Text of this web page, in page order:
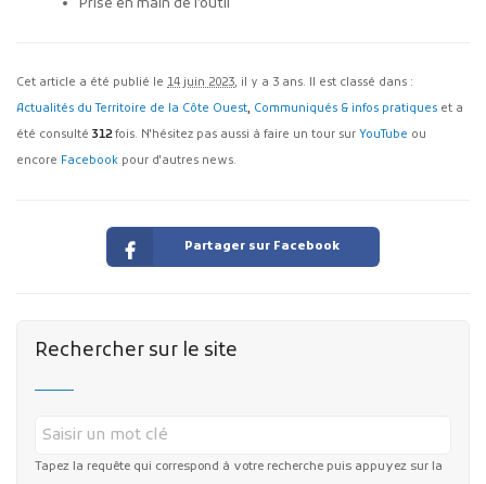
Prise en main de l’outil
Cet article a été publié le 14 juin 2023, il y a 3 ans. Il est classé dans :
Actualités du Territoire de la Côte Ouest, Communiqués & infos pratiques et a
été consulté 312fois. N'hésitez pas aussi à faire un tour sur YouTube ou
encore Facebook pour d'autres news.
Partager sur Facebook
Rechercher sur le site
Tapez la requête qui correspond à votre recherche puis appuyez sur la